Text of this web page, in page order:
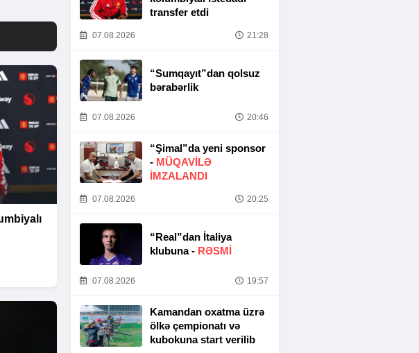
transfer etdi
07.08.2026 21:28
“Sumqayıt”dan qolsuz
bərabərlik
07.08.2026 20:46
“Şimal”da yeni sponsor
- MÜQAVİLƏ
İMZALANDI
07.08.2026 20:25
“Real”dan İtaliya
klubuna - RƏSMİ
07.08.2026 19:57
Kamandan oxatma üzrə
ölkə çempionatı və
kubokuna start verilib